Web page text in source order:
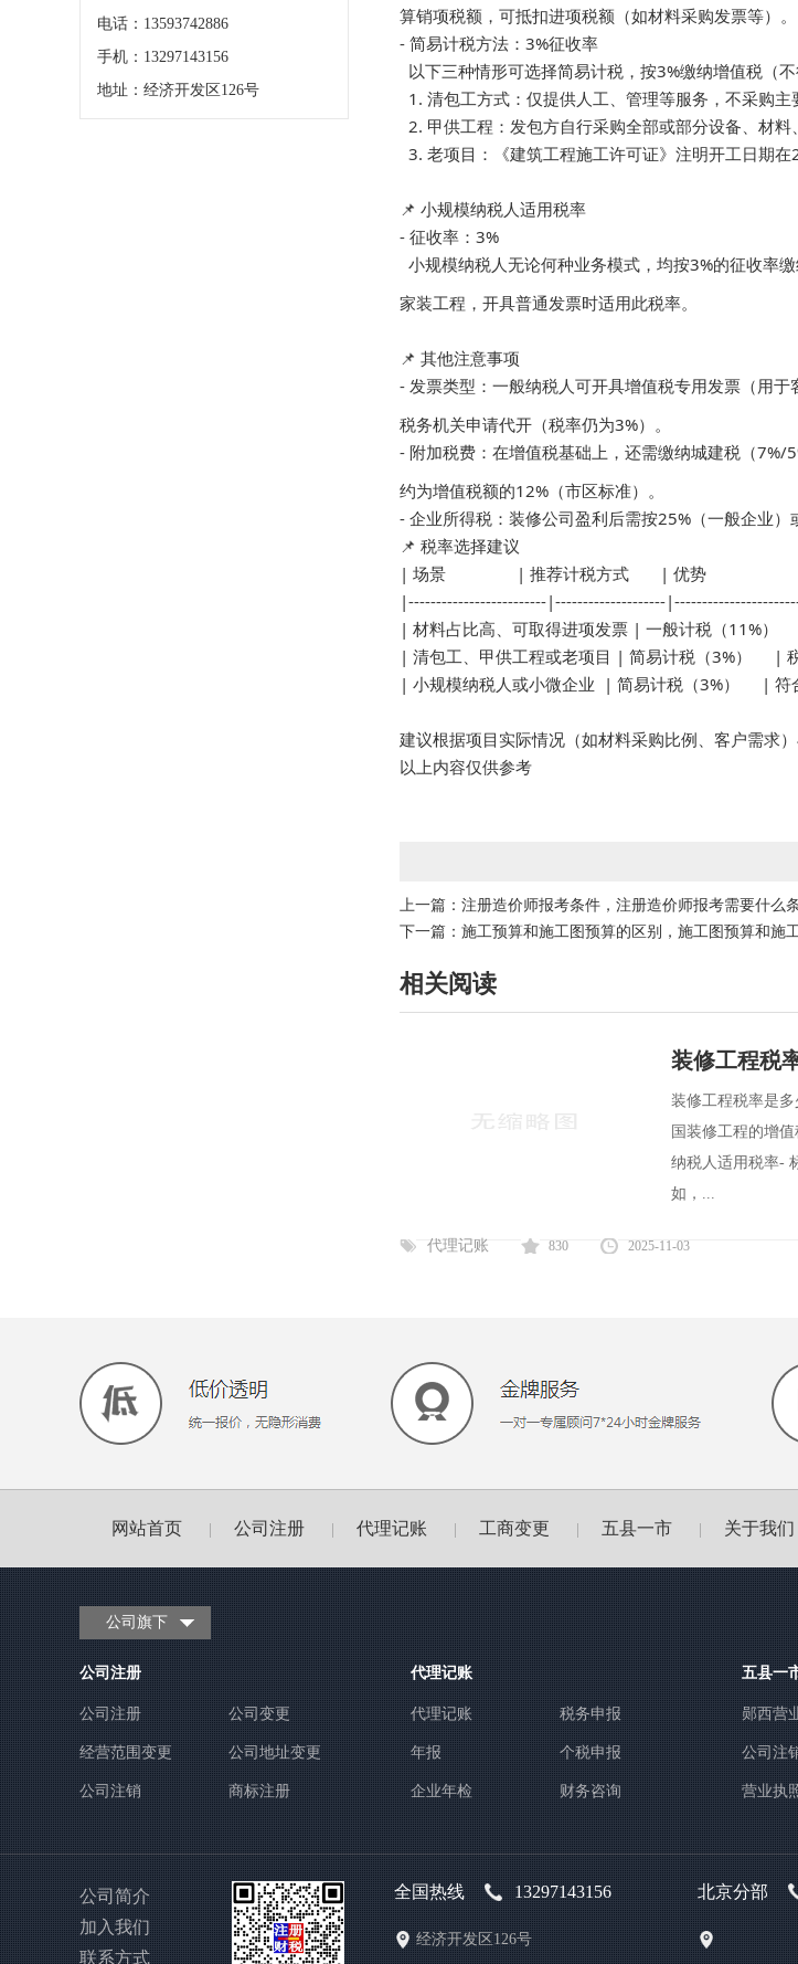
电话：13593742886
手机：13297143156
地址：经济开发区126号
算销项税额，可抵扣进项税额（如材料采购发票等）。
- 简易计税方法：3%征收率
以下三种情形可选择简易计税，按3%缴纳增值税（
1. 清包工方式：仅提供人工、管理等服务，不采购
2. 甲供工程：发包方自行采购全部或部分设备、材料
3. 老项目：《建筑工程施工许可证》注明开工日期
📌 小规模纳税人适用税率
- 征收率：3%
小规模纳税人无论何种业务模式，均按3%的征收率
家装工程，开具普通发票时适用此税率。
📌 其他注意事项
- 发票类型：一般纳税人可开具增值税专用发票（用
税务机关申请代开（税率仍为3%）。
- 附加税费：在增值税基础上，还需缴纳城建税（
约为增值税额的12%（市区标准）。
- 企业所得税：装修公司盈利后需按25%（一般企业
📌 税率选择建议
| 场景                | 推荐计税方式       | 优势
|-------------------------|--------------------
| 材料占比高、可取得进项发票 | 一般计税（11%）
| 清包工、甲供工程或老项目 | 简易计税（3%）     |
| 小规模纳税人或小微企业  | 简易计税（3%）     |
建议根据项目实际情况（如材料采购比例、客户需求
以上内容仅供参考
上一篇： 注册造价师报考条件，注册造价师报考需要什么
下一篇： 施工预算和施工图预算的区别，施工图预算和施
相关阅读
装修工程税
装修工程税率是
国装修工程的增
纳税人适用税率-
如，...
代理记账 830 2025-11-03
网站首页 公司注册 代理记账 工商变更 五县一市 关于我们
公司旗下
公司注册
公司注册 公司变更
经营范围变更 公司地址变更
公司注销 商标注册
代理记账
代理记账 税务申报
年报 个税申报
企业年检 财务咨询
五县一
郧西营
公司注
营业执
公司简介
加入我们
联系方式
全国热线 13297143156
经济开发区126号
北京分部